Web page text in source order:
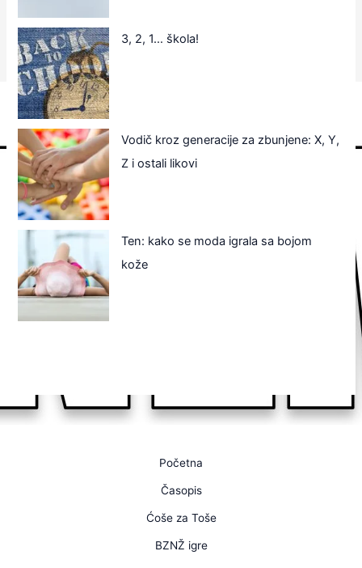
3, 2, 1… škola!
Vodič kroz generacije za zbunjene: X, Y,
Z i ostali likovi
Ten: kako se moda igrala sa bojom
kože
Početna
Časopis
Ćoše za Toše
BZNŽ igre